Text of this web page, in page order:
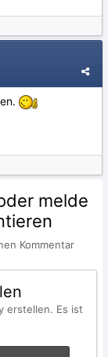
melde
Kommentar
erstellen. Es ist